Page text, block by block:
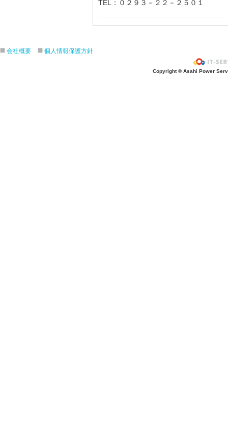
TEL：０２９３－２２－２５０１
会社概要 個人情報保護方針
Copyright © Asahi Power